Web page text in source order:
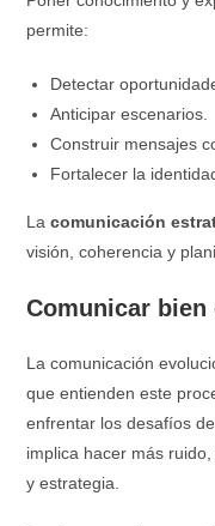
permite:
Detectar
Anticipar escenarios.
Construir mensajes
Fortalecer la
Lacomunicación
visión, coherencia y
Comunicar
La comunicación
que entienden este
enfrentar los desafíos
implica hacer más
y estrategia.